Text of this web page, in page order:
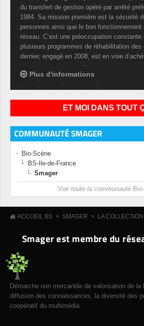
du transfert de gestion opéré par arrêté
1984. Sa mission première est la sécurité
personnes ainsi que le bon fonctionnement
réseau. C’est une préoccupation
plusieurs programmes de réhabilitation
dernier, engagé en 2008, est en voie
Plus d'informations
ET MOI DANS TOUT
COMMUNAUTÉ SMAGER
Bio-Scène
BS-Ile-de-France
Smager
Voir toute la communauté
ACCUEIL BS » SMAGER » LA
Smager est membre du
Démarche non mercantile de valorisation de
diffusion des connaissances, la diversité des
coopératif du multimédia.